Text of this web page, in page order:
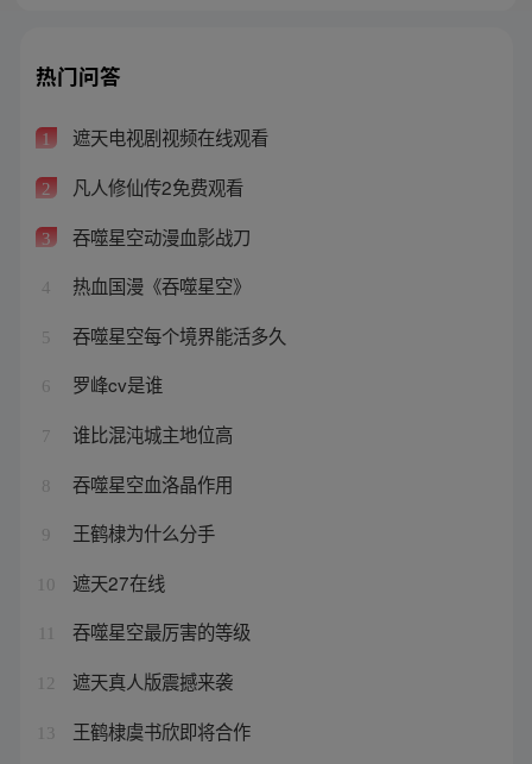
热门问答
1 遮天电视剧视频在线观看
2 凡人修仙传2免费观看
3 吞噬星空动漫血影战刀
4 热血国漫《吞噬星空》
5 吞噬星空每个境界能活多久
6 罗峰cv是谁
7 谁比混沌城主地位高
8 吞噬星空血洛晶作用
9 王鹤棣为什么分手
10 遮天27在线
吞噬星空最厉害的等级
12 遮天真人版震撼来袭
13 王鹤棣虞书欣即将合作